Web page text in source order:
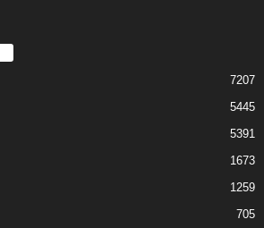
7207
5445
5391
1673
1259
705